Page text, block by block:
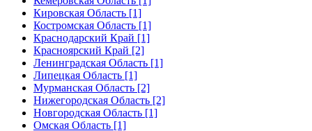
Кировская Область [1]
Костромская Область [1]
Краснодарский Край [1]
Красноярский Край [2]
Ленинградская Область [1]
Липецкая Область [1]
Мурманская Область [2]
Нижегородская Область [2]
Новгородская Область [1]
Омская Область [1]